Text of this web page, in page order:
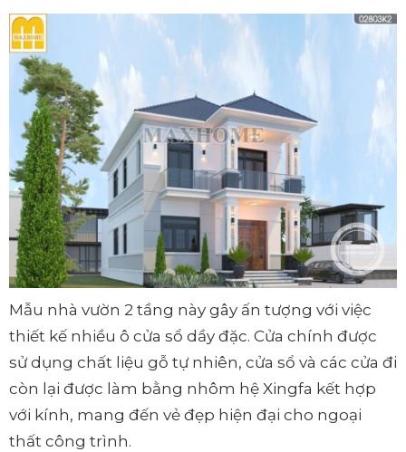
Mẫu nhà vườn 2 tầng này gây ấn tượng với việc
thiết kế nhiều ô cửa sổ dầy đặc. Cửa chính được
sử dụng chất liệu gỗ tự nhiên, cửa sổ và các cửa đi
còn lại được làm bằng nhôm hệ Xingfa kết hợp
với kính, mang đến vẻ đẹp hiện đại cho ngoại
thất công trình.